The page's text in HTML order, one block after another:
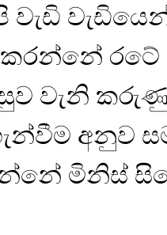
වැඩි
කරන්නේ
වැනි
අනුව
මිනිස්